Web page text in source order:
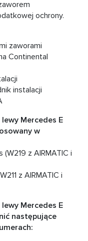
ochrony.
zaworami
Continental
instalacji
Mercedes E
w
z AIRMATIC i
z AIRMATIC i
Mercedes E
następujące